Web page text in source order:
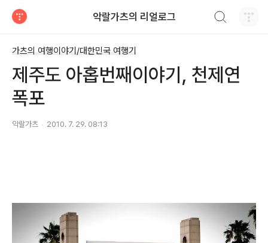
악랄가츠의 리얼로그
가츠의 여행이야기/대한민국 여행기
제주도 아홉번째이야기, 천제연
폭포
악랄가츠 2010. 7. 29. 08:13